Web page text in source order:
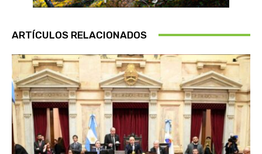
ARTÍCULOS RELACIONADOS